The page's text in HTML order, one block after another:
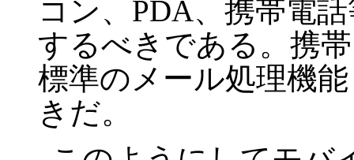
コン、PDA、携帯電
するべきである。携
標準のメール処理機
きだ。